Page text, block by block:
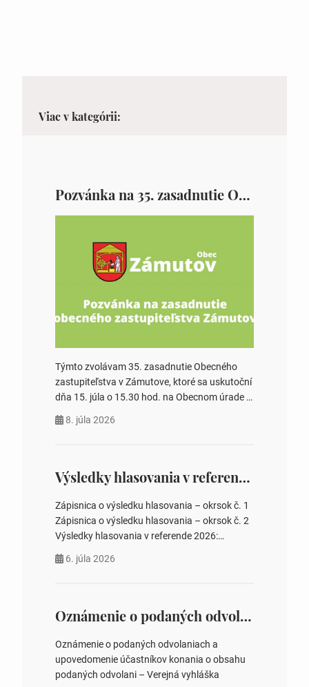
Viac v kategórii:
Pozvánka na 35. zasadnutie OZ v Zámutove
Týmto zvolávam 35. zasadnutie Obecného
zastupiteľstva v Zámutove, ktoré sa uskutoční
dňa 15. júla o 15.30 hod. na Obecnom úrade v
rokovania 2. Schválenie návrhovej komisie a
zastupiteľstiev, počtu poslancov obecných
zastupiteľstiev v nich 4. Schválenie odpredaja
obecného pozemku –…
8. júla 2026
Výsledky hlasovania v referende 2026
Zápisnica o výsledku hlasovania – okrsok č. 1
Zápisnica o výsledku hlasovania – okrsok č. 2
Výsledky hlasovania v referende 2026:
na hlasovaní https://www.volbysr.sk/…
6. júla 2026
Oznámenie o podaných odvolaniach a upovedomenie účastníkov konania o obsahu podaných odvolani – Verejná vyhláška
Oznámenie o podaných odvolaniach a
upovedomenie účastníkov konania o obsahu
podaných odvolani – Verejná vyhláška